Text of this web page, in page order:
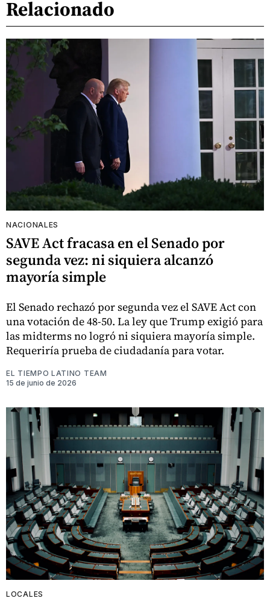
Relacionado
NACIONALES
SAVE Act fracasa en el Senado por
segunda vez: ni siquiera alcanzó
mayoría simple
El Senado rechazó por segunda vez el SAVE Act con
una votación de 48-50. La ley que Trump exigió para
las midterms no logró ni siquiera mayoría simple.
Requeriría prueba de ciudadanía para votar.
EL TIEMPO LATINO TEAM
15 de junio de 2026
LOCALES